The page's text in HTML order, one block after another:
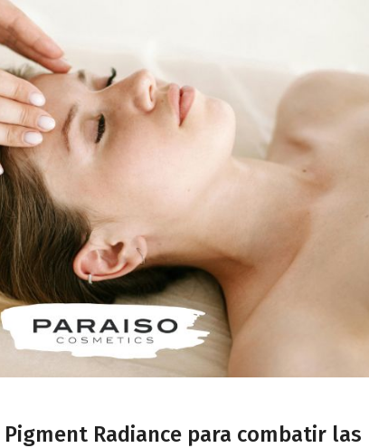
Radiance para combatir las